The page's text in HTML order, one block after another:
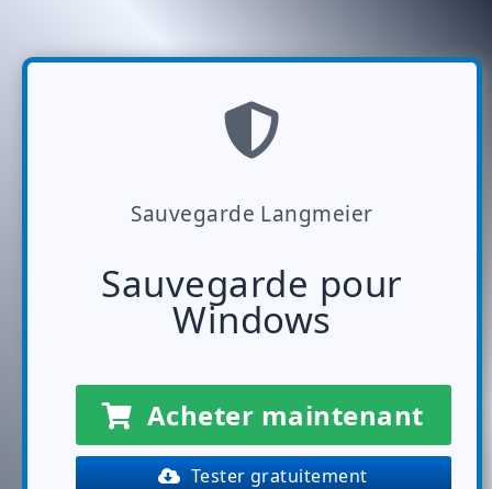
Sauvegarde Langmeier
Sauvegarde pour
Windows
Acheter maintenant
Tester gratuitement